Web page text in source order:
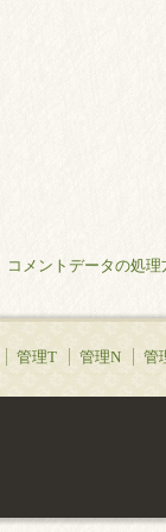
コメントデータの処
管理T 管理N 管